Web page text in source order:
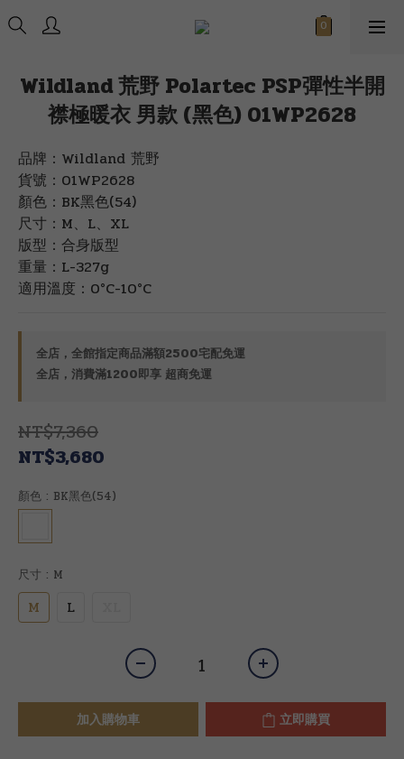
Wildland 荒野 Polartec PSP彈性半開
襟極暖衣 男款 (黑色) 01WP2628
品牌：Wildland 荒野
貨號：01WP2628
顏色：BK黑色(54)
尺寸：M、L、XL
版型：合身版型
重量：L-327g
適用溫度：0°C-10°C
全店，全館指定商品滿額2500宅配免運
全店，消費滿1200即享 超商免運
NT$7,360
NT$3,680
顏色 : BK黑色(54)
尺寸 : M
M L
加入購物車 立即購買